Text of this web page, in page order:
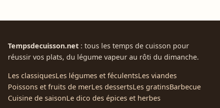
Tempsdecuisson.net : tous les temps de cuisson pour
réussir vos plats, du légume vapeur au rôti du dimanche.
Les classiquesLes légumes et féculentsLes viandes
Poissons et fruits de merLes dessertsLes gratinsBarbecue
Cuisine de saisonLe dico des épices et herbes